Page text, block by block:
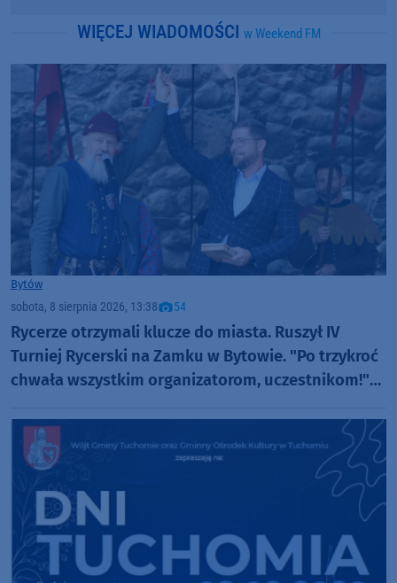
WIĘCEJ WIADOMOŚCI w Weekend FM
Bytów
sobota, 8 sierpnia 2026, 13:38 54
Rycerze otrzymali klucze do miasta. Ruszył IV
Turniej Rycerski na Zamku w Bytowie. "Po trzykroć
chwała wszystkim organizatorom, uczestnikom!"